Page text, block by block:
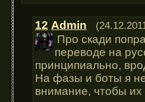
12 Admin
Про скади
переводе на
принципиально,
На фазы и боты я не
внимание, чтобы их